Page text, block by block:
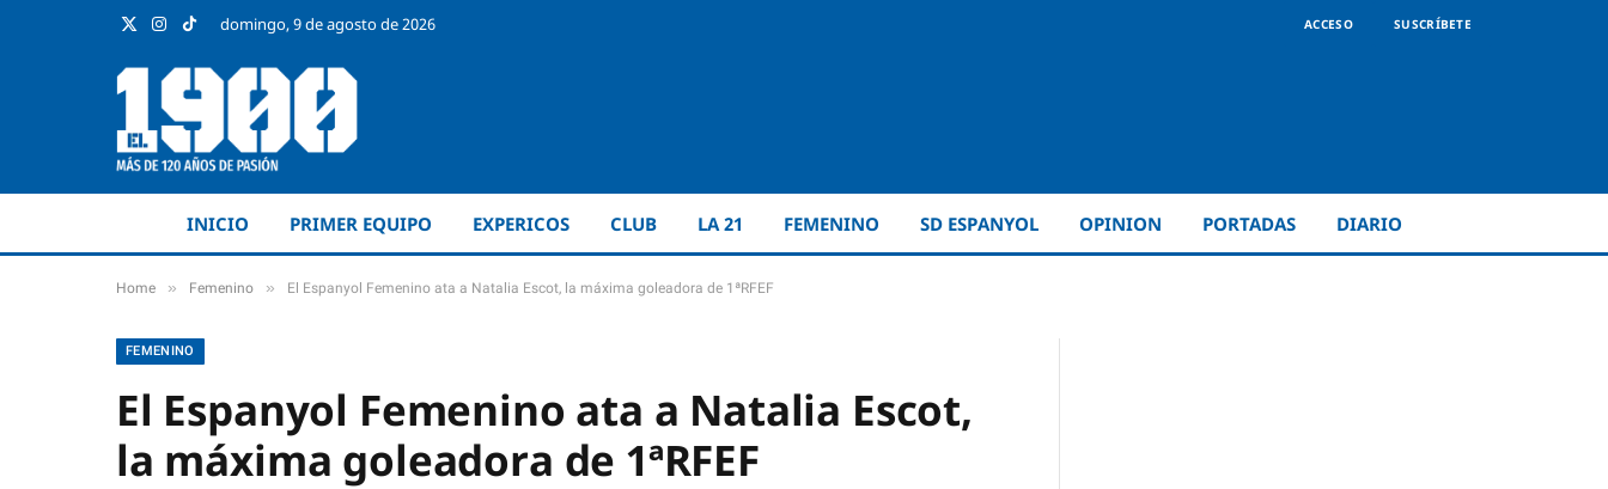
X
Instagram
TikTokdomingo, 9 de agosto de 2026 ACCESO SUSCRÍBETE
INICIO PRIMER EQUIPO EXPERICOS CLUB LA 21 FEMENINO SD ESPANYOL OPINION PORTADAS DIARIO
Home » Femenino » El Espanyol Femenino ata a Natalia Escot, la máxima goleadora de 1ªRFEF
FEMENINO
El Espanyol Femenino ata a Natalia Escot,
la máxima goleadora de 1ªRFEF